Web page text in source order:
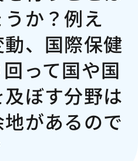
か？例え
、国際保健
って国や国
ぼす分野は
があるので